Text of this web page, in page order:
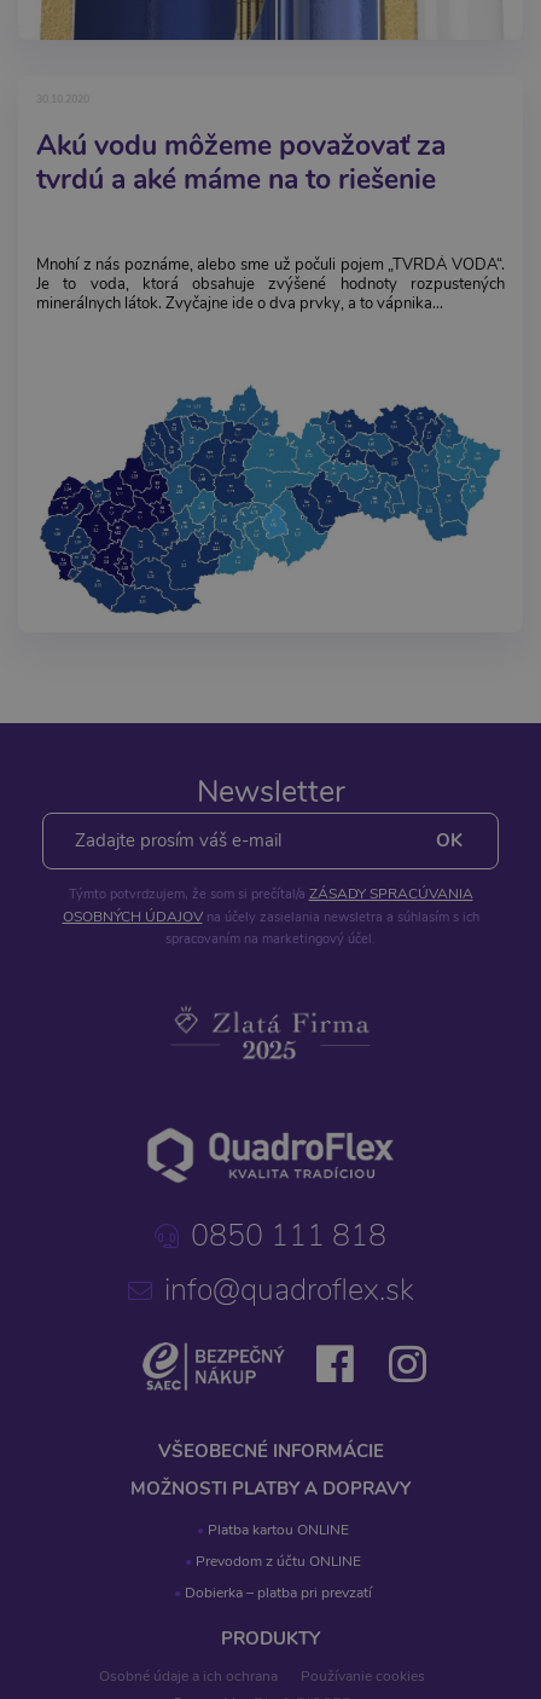
Akú vodu môžeme považovať za
tvrdú a aké máme na to riešenie
Mnohí z nás poznáme, alebo sme už počuli pojem „TVRDÁ VODA“.
Je to voda, ktorá obsahuje zvýšené hodnoty rozpustených
minerálnych látok. Zvyčajne ide o dva prvky, a to vápnika...
Newsletter
Týmto potvrdzujem, že som si prečítal/a ZÁSADY SPRACÚVANIA
OSOBNÝCH ÚDAJOVna účely zasielania newsletra a súhlasím s ich
spracovaním na marketingový účel.
0850 111 818
info@quadroflex.sk
VŠEOBECNÉ INFORMÁCIE
MOŽNOSTI PLATBY A DOPRAVY
Platba kartou ONLINE
Prevodom z účtu ONLINE
Dobierka – platba pri prevzatí
PRODUKTY
Osobné údaje a ich ochrana Používanie cookies